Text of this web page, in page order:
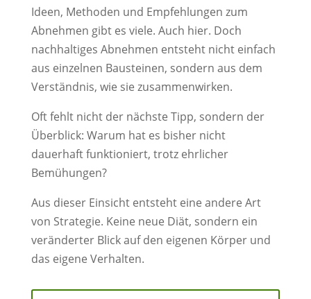
Ideen, Methoden und Empfehlungen zum
Abnehmen gibt es viele. Auch hier. Doch
nachhaltiges Abnehmen entsteht nicht einfach
aus einzelnen Bausteinen, sondern aus dem
Verständnis, wie sie zusammenwirken.
Oft fehlt nicht der nächste Tipp, sondern der
Überblick: Warum hat es bisher nicht
dauerhaft funktioniert, trotz ehrlicher
Bemühungen?
Aus dieser Einsicht entsteht eine andere Art
von Strategie. Keine neue Diät, sondern ein
veränderter Blick auf den eigenen Körper und
das eigene Verhalten.